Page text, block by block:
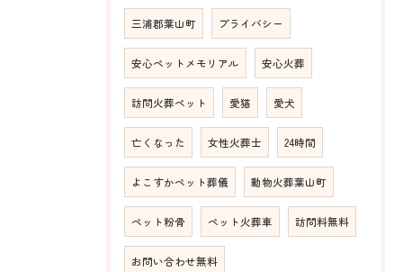
三浦郡葉山町 プライバシー
安心ペットメモリアル 安心火葬
訪問火葬ペット 愛猫 愛犬
亡くなった 女性火葬士 24時間
よこすかペット葬儀 動物火葬葉山町
ペット粉骨 ペット火葬車 訪問料無料
お問い合わせ無料